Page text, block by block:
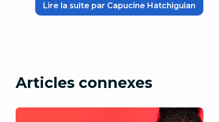
Lire la suite par Capucine Hatchiguian
Articles connexes